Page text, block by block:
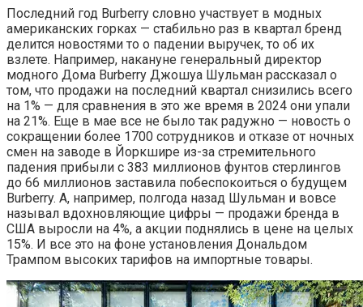
Последний год Burberry словно участвует в модных
американских горках — стабильно раз в квартал бренд
делится новостями то о падении выручек, то об их
взлете. Например, накануне генеральный директор
модного Дома Burberry Джошуа Шульман рассказал о
том, что продажи на последний квартал снизились всего
на 1% — для сравнения в это же время в 2024 они упали
на 21%. Еще в мае все не было так радужно — новость о
сокращении более 1700 сотрудников и отказе от ночных
смен на заводе в Йоркшире из-за стремительного
падения прибыли с 383 миллионов фунтов стерлингов
до 66 миллионов заставила побеспокоиться о будущем
Burberry. А, например, полгода назад Шульман и вовсе
называл вдохновляющие цифры — продажи бренда в
США выросли на 4%, а акции поднялись в цене на целых
15%. И все это на фоне установления Дональдом
Трампом высоких тарифов на импортные товары.